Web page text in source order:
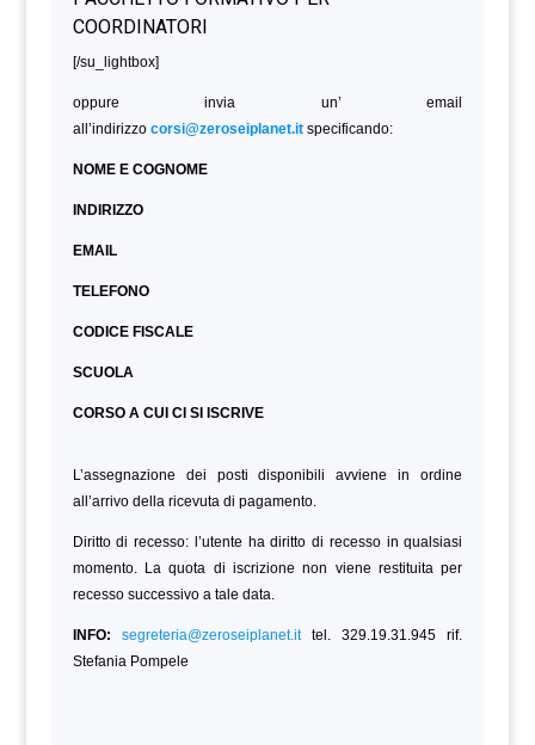
[/su_lightbox]
oppure invia un’ email
all’indirizzo corsi@zeroseiplanet.itspecificando:
NOME E COGNOME
INDIRIZZO
EMAIL
TELEFONO
CODICE FISCALE
SCUOLA
CORSO A CUI CI SI ISCRIVE
L’assegnazione dei posti disponibili avviene in ordine
all’arrivo della ricevuta di pagamento.
Diritto di recesso: l’utente ha diritto di recesso in qualsiasi
momento. La quota di iscrizione non viene restituita per
recesso successivo a tale data.
INFO: segreteria@zeroseiplanet.ittel. 329.19.31.945 rif.
Stefania Pompele